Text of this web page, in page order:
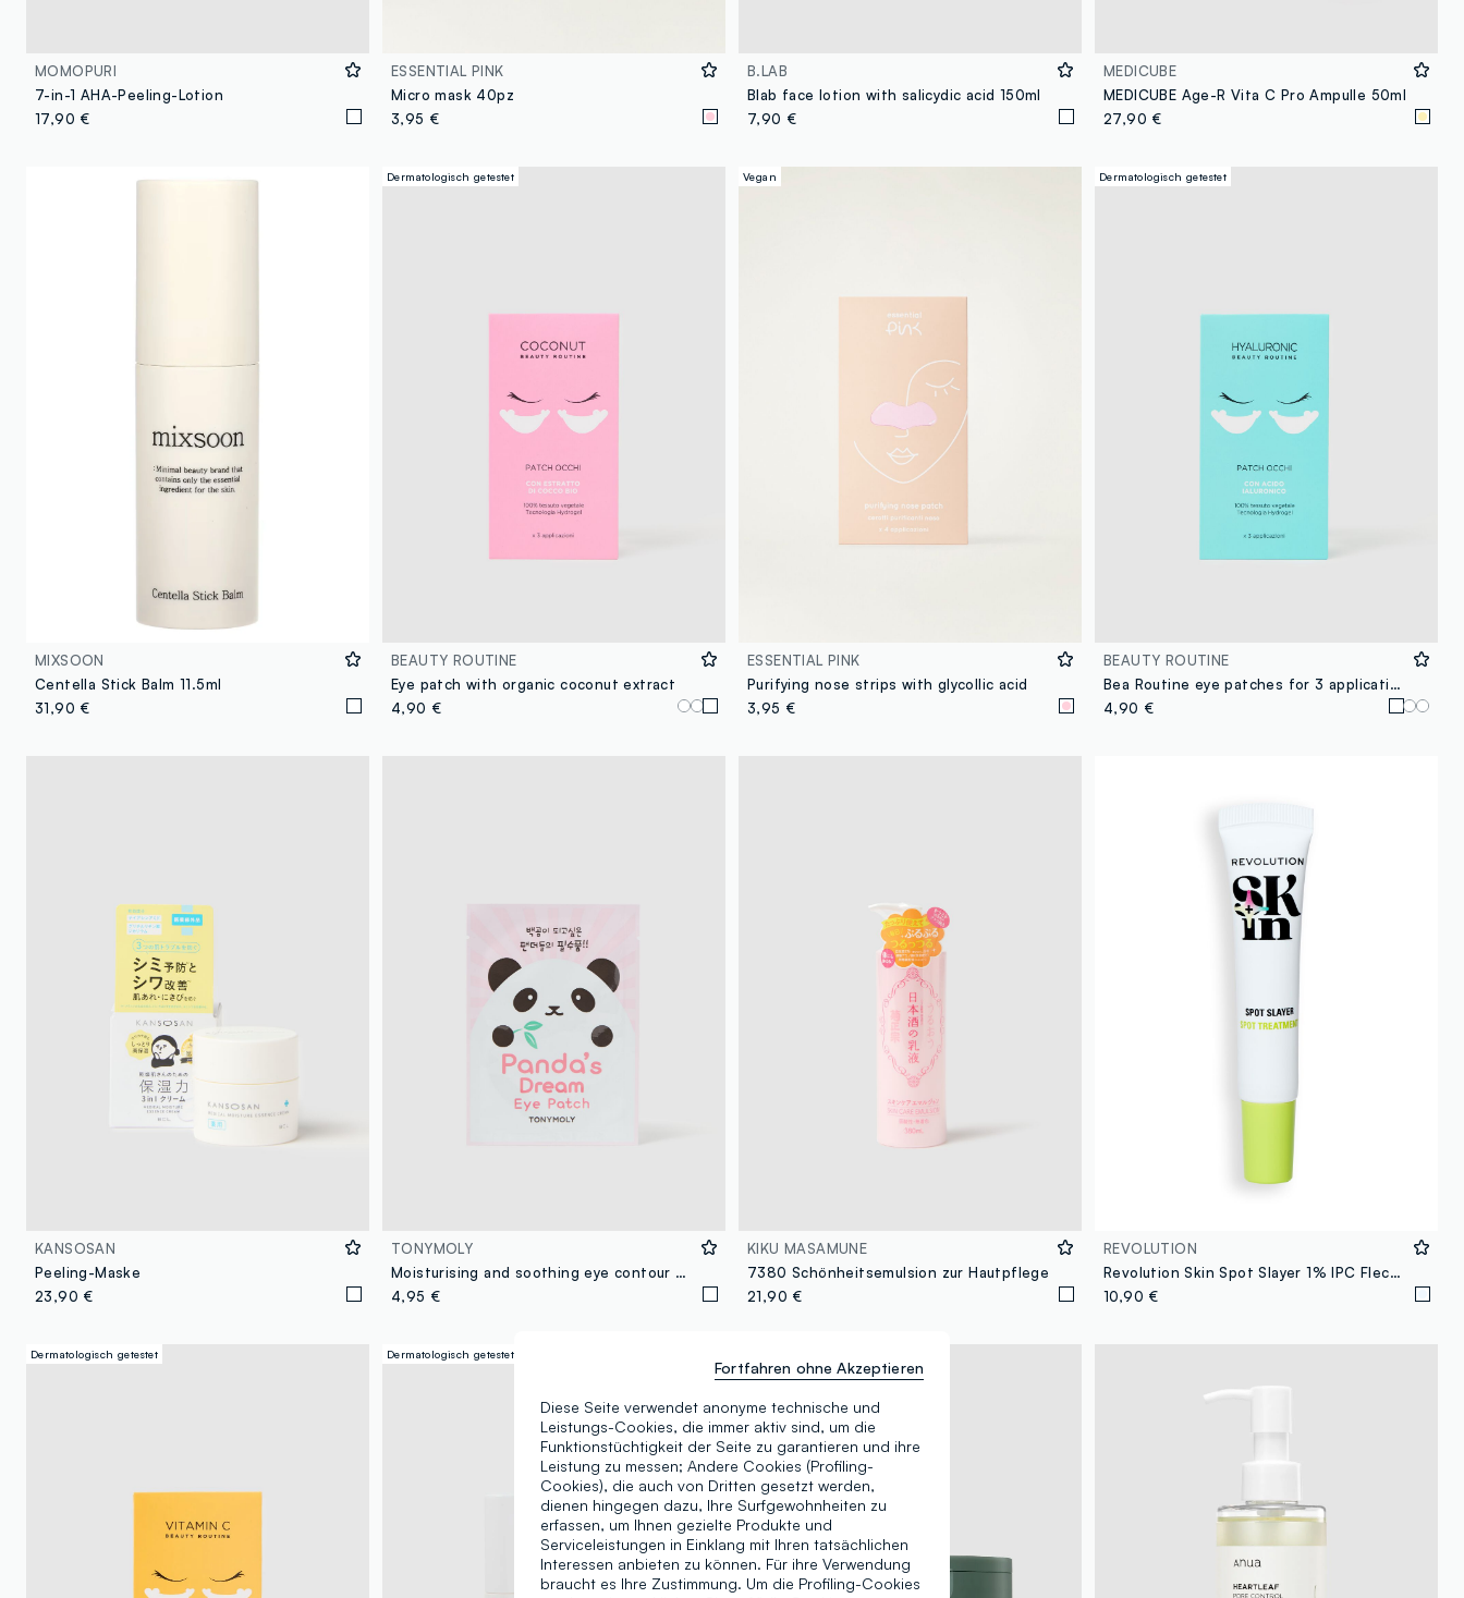
MOMOPURI
7-in-1 AHA-Peeling-Lotion
17,90 €
ESSENTIAL PINK
Micro mask 40pz
3,95 €
B.LAB
Blab face lotion with salicydic acid 150ml
7,90 €
MEDICUBE
MEDICUBE Age-R Vita C Pro Ampulle 50ml
27,90 €
MIXSOON
Centella Stick Balm 11.5ml
31,90 €
Dermatologisch getestet
BEAUTY ROUTINE
Eye patch with organic coconut extract
4,90 €
Vegan
ESSENTIAL PINK
Purifying nose strips with glycollic acid
3,95 €
Dermatologisch getestet
BEAUTY ROUTINE
Bea Routine eye patches for 3 applications
4,90 €
KANSOSAN
Peeling-Maske
23,90 €
TONYMOLY
Moisturising and soothing eye contour mask - Korean Skincare
4,95 €
KIKU MASAMUNE
7380 Schönheitsemulsion zur Hautpflege
21,90 €
REVOLUTION
Revolution Skin Spot Slayer 1% IPC Fleckenbehandlung
10,90 €
Dermatologisch getestet Dermatologisch getestet
Diese Seite verwendet anonyme technische und
Leistungs-Cookies, die immer aktiv sind, um die
Funktionstüchtigkeit der Seite zu garantieren und ihre
Leistung zu messen; Andere Cookies (Profiling-
Cookies), die auch von Dritten gesetzt werden,
dienen hingegen dazu, Ihre Surfgewohnheiten zu
erfassen, um Ihnen gezielte Produkte und
Serviceleistungen in Einklang mit Ihren tatsächlichen
Interessen anbieten zu können. Für ihre Verwendung
braucht es Ihre Zustimmung. Um die Profiling-Cookies
Fortfahren ohne Akzeptieren